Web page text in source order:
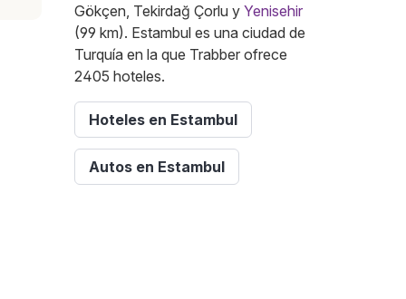
Gökçen, Tekirdağ Çorlu y Yenisehir
(99 km). Estambul es una ciudad de
Turquía en la que Trabber ofrece
2405 hoteles.
Hoteles en Estambul
Autos en Estambul